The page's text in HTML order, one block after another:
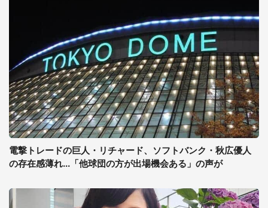
電撃トレードの巨人・リチャード、ソフトバンク・秋広優人
の存在感薄れ...「他球団の方が出場機会ある」の声が